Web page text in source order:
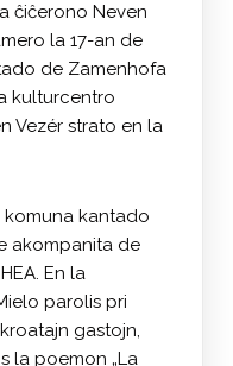
ĉiĉerono Neven
la 17-an de
de Zamenhofa
kulturcentro
Vezér strato en la
komuna kantado
akompanita de
En la
parolis pri
gastojn,
la poemon „La